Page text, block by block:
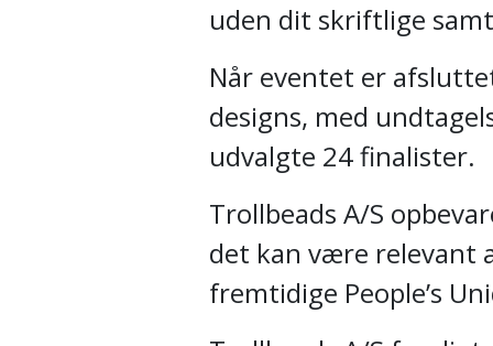
uden dit skriftlige
Når eventet er
designs, med
udvalgte 24 finalister.
Trollbeads A/S
det kan være relevant
fremtidige People’s